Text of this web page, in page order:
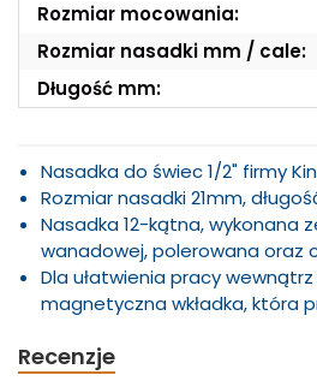
Rozmiar mocowania:
Rozmiar nasadki mm / cale:
Długość mm:
Nasadka do świec 1/2" firmy
Rozmiar nasadki 21mm,
Nasadka 12-kątna, wykonana
wanadowej, polerowana oraz
Dla ułatwienia pracy
magnetyczna wkładka, która
Recenzje